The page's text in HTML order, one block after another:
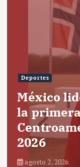
Deportes
México
la
2026
agosto 2, 2026